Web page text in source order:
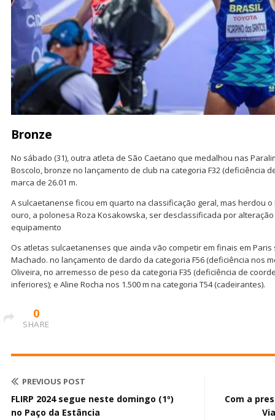
Bronze
No sábado (31), outra atleta de São Caetano que medalhou nas
Boscolo, bronze no lançamento de club na categoria F32 (deficiência
marca de 26.01 m.
A sulcaetanense ficou em quarto na classificação geral, mas herdou
ouro, a polonesa Roza Kosakowska, ser desclassificada por
equipamento
Os atletas sulcaetanenses que ainda vão competir em finais em Paris
Machado. no lançamento de dardo da categoria F56 (deficiência nos
Oliveira, no arremesso de peso da categoria F35 (deficiência de
inferiores); e Aline Rocha nos 1.500 m na categoria T54 (cadeirantes).
0
SHARE
PREVIOUS POST
FLIRP 2024 segue neste domingo (1º)
no Paço da Estância
Com a